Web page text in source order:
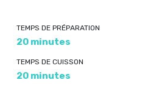
TEMPS DE PRÉPARATION
20 minutes
TEMPS DE CUISSON
20 minutes